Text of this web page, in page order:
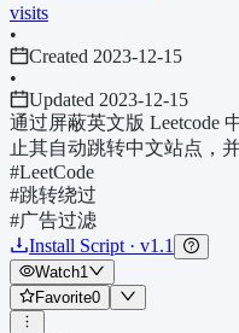
visits
•
Created 2023-12-15
•
Updated 2023-12-15
通过屏蔽英文版 Leetcode
止其自动跳转中文站点，
#LeetCode
#跳转绕过
#广告过滤
Install Script · v1.1
Watch1
Favorite0